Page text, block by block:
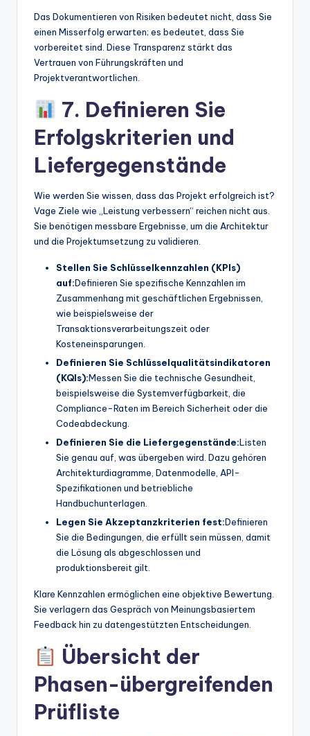
Das Dokumentieren von Risiken bedeutet nicht, dass Sie
einen Misserfolg erwarten; es bedeutet, dass Sie
vorbereitet sind. Diese Transparenz stärkt das
Vertrauen von Führungskräften und
Projektverantwortlichen.
7. Definieren Sie
Erfolgskriterien und
Liefergegenstände
Wie werden Sie wissen, dass das Projekt erfolgreich ist?
Vage Ziele wie „Leistung verbessern“ reichen nicht aus.
Sie benötigen messbare Ergebnisse, um die Architektur
und die Projektumsetzung zu validieren.
Stellen Sie Schlüsselkennzahlen (KPIs)
auf:Definieren Sie spezifische Kennzahlen im
Zusammenhang mit geschäftlichen Ergebnissen,
wie beispielsweise der
Transaktionsverarbeitungszeit oder
Kosteneinsparungen.
Definieren Sie Schlüsselqualitätsindikatoren
(KQIs):Messen Sie die technische Gesundheit,
beispielsweise die Systemverfügbarkeit, die
Compliance-Raten im Bereich Sicherheit oder die
Codeabdeckung.
Definieren Sie die Liefergegenstände:Listen
Sie genau auf, was übergeben wird. Dazu gehören
Architekturdiagramme, Datenmodelle, API-
Spezifikationen und betriebliche
Handbuchunterlagen.
Legen Sie Akzeptanzkriterien fest:Definieren
Sie die Bedingungen, die erfüllt sein müssen, damit
die Lösung als abgeschlossen und
produktionsbereit gilt.
Klare Kennzahlen ermöglichen eine objektive Bewertung.
Sie verlagern das Gespräch von Meinungsbasiertem
Feedback hin zu datengestützten Entscheidungen.
Übersicht der
Phasen-übergreifenden
Prüfliste